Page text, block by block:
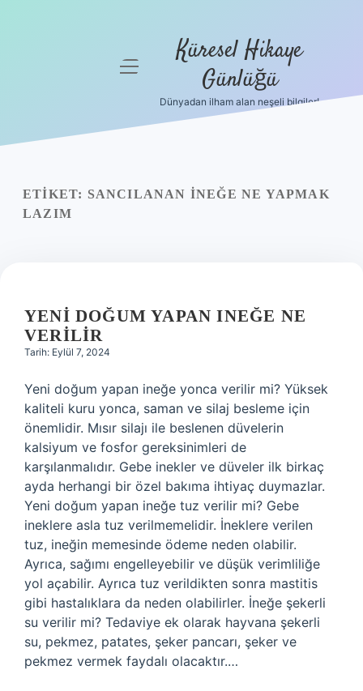
Yasal Uyarı
menüyü
Küresel Hikaye
Günlüğü
Dünyadan ilham alan neşeli bilgiler!
ETIKET: SANCILANAN INEĞE NE YAPMAK
LAZIM
YENI DOĞUM YAPAN INEĞE NE
VERILIR
Tarih: Eylül 7, 2024
Yeni doğum yapan ineğe yonca verilir mi? Yüksek
kaliteli kuru yonca, saman ve silaj besleme için
önemlidir. Mısır silajı ile beslenen düvelerin
kalsiyum ve fosfor gereksinimleri de
karşılanmalıdır. Gebe inekler ve düveler ilk birkaç
ayda herhangi bir özel bakıma ihtiyaç duymazlar.
Yeni doğum yapan ineğe tuz verilir mi? Gebe
ineklere asla tuz verilmemelidir. İneklere verilen
tuz, ineğin memesinde ödeme neden olabilir.
Ayrıca, sağımı engelleyebilir ve düşük verimliliğe
yol açabilir. Ayrıca tuz verildikten sonra mastitis
gibi hastalıklara da neden olabilirler. İneğe şekerli
su verilir mi? Tedaviye ek olarak hayvana şekerli
su, pekmez, patates, şeker pancarı, şeker ve
pekmez vermek faydalı olacaktır.…